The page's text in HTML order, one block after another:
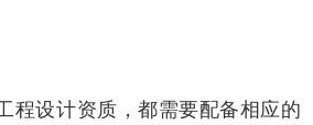
程设计资质，都需要配备相应的